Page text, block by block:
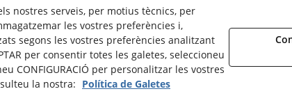
Maquetisme i museografia. - Tots els drets
nostres serveis, per motius tècnics, per
les vostres preferències i,
segons les vostres preferències analitzant
per consentir totes les galetes, seleccioneu
CONFIGURACIÓ per personalitzar les vostres
la nostra: Política de Galetes